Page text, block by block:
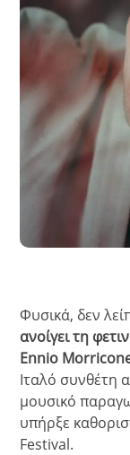
Φυσικά, δεν
ανοίγει τη
Ennio
Ιταλό συνθέτη
μουσικό
υπήρξε
Festival.